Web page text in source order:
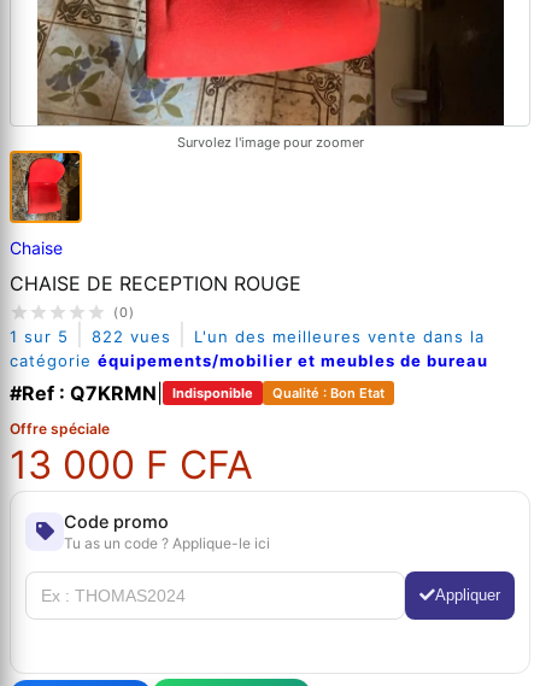
Survolez l'image pour zoomer
Chaise
CHAISE DE RECEPTION ROUGE
(0)
1 sur 5 822 vues
L'un des meilleures vente dans la
catégorie équipements/mobilier et meubles de bureau
#Ref : Q7KRMN Indisponible Qualité : Bon Etat
Offre spéciale
13 000 F CFA
Code promo
Tu as un code ? Applique-le ici
Appliquer